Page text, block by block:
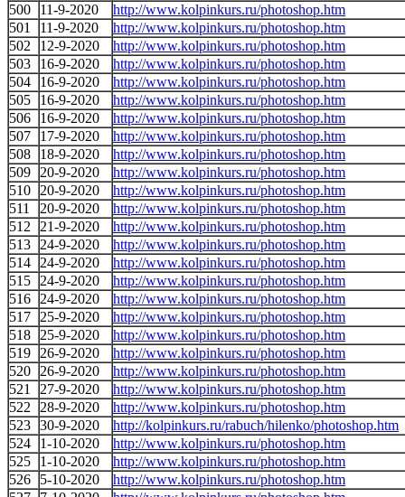
500
11-9-2020
http://www.kolpinkurs.ru/photoshop.htm
501
11-9-2020
http://www.kolpinkurs.ru/photoshop.htm
502
12-9-2020
http://www.kolpinkurs.ru/photoshop.htm
503
16-9-2020
http://www.kolpinkurs.ru/photoshop.htm
504
16-9-2020
http://www.kolpinkurs.ru/photoshop.htm
505
16-9-2020
http://www.kolpinkurs.ru/photoshop.htm
506
16-9-2020
http://www.kolpinkurs.ru/photoshop.htm
507
17-9-2020
http://www.kolpinkurs.ru/photoshop.htm
508
18-9-2020
http://www.kolpinkurs.ru/photoshop.htm
509
20-9-2020
http://www.kolpinkurs.ru/photoshop.htm
510
20-9-2020
http://www.kolpinkurs.ru/photoshop.htm
511
20-9-2020
http://www.kolpinkurs.ru/photoshop.htm
512
21-9-2020
http://www.kolpinkurs.ru/photoshop.htm
513
24-9-2020
http://www.kolpinkurs.ru/photoshop.htm
514
24-9-2020
http://www.kolpinkurs.ru/photoshop.htm
515
24-9-2020
http://www.kolpinkurs.ru/photoshop.htm
516
24-9-2020
http://www.kolpinkurs.ru/photoshop.htm
517
25-9-2020
http://www.kolpinkurs.ru/photoshop.htm
518
25-9-2020
http://www.kolpinkurs.ru/photoshop.htm
519
26-9-2020
http://www.kolpinkurs.ru/photoshop.htm
520
26-9-2020
http://www.kolpinkurs.ru/photoshop.htm
521
27-9-2020
http://www.kolpinkurs.ru/photoshop.htm
522
28-9-2020
http://www.kolpinkurs.ru/photoshop.htm
523 30-9-2020
http://kolpinkurs.ru/rabuch/hilenko/photoshop.htm
524
1-10-2020
http://www.kolpinkurs.ru/photoshop.htm
525
1-10-2020
http://www.kolpinkurs.ru/photoshop.htm
526
5-10-2020
http://www.kolpinkurs.ru/photoshop.htm